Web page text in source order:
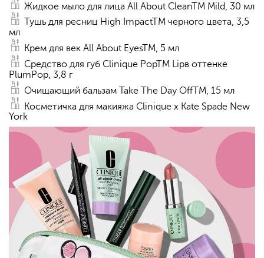
Жидкое мыло для лица All About CleanTM Mild, 30 мл
Тушь для ресниц High ImpactTM черного цвета, 3,5
мл
Крем для век All About EyesTM, 5 мл
Средство для губ Clinique PopTM Lipв оттенке
PlumPop, 3,8 г
Очищающий бальзам Take The Day OffTM, 15 мл
Косметичка для макияжа Clinique x Kate Spade New
York